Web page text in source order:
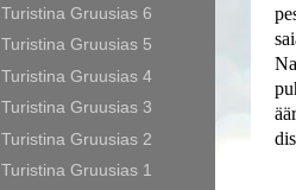
Turistina Gruusias 6
Turistina Gruusias 5
Turistina Gruusias 4
Turistina Gruusias 3
Turistina Gruusias 2
Turistina Gruusias 1